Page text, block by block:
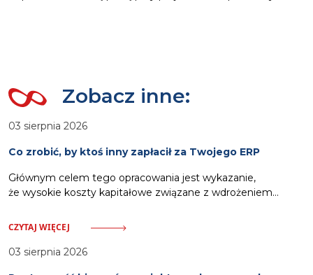
Zobacz inne:
03 sierpnia 2026
Co zrobić, by ktoś inny zapłacił za Twojego ERP
Głównym celem tego opracowania jest wykazanie,
że wysokie koszty kapitałowe związane z wdrożeniem
budżetu przedsiębiorstwa. Odpowiednia strategia pozwala
na wykorzystanie zewnętrznych ścieżek finansowania.
Zalicza się do nich pozyskanie dotacji celowych
CZYTAJ WIĘCEJ
03 sierpnia 2026